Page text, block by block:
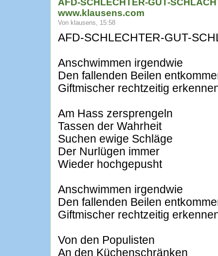
AFD-SCHLECHTER-GUT-
www.klausens.com
Von klausens, 15:58
AFD-SCHLECHTER-GUT-
Anschwimmen irgendwie
Den fallenden Beilen
Giftmischer rechtzeitig
Am Hass zersprengeln
Tassen der Wahrheit
Suchen ewige Schläge
Der Nurlügen immer
Wieder hochgepusht
Anschwimmen irgendwie
Den fallenden Beilen
Giftmischer rechtzeitig
Von den Populisten
An den Küchenschränken